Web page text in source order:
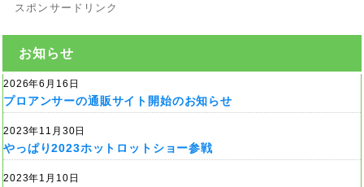
スポンサードリンク
お知らせ
2026年6月16日
プロアンサーの通販サイト開始のお知らせ
2023年11月30日
やっぱり2023ホットロットショー参戦
2023年1月10日